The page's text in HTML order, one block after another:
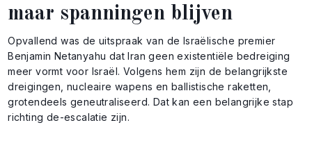
maar spanningen blijven
Opvallend was de uitspraak van de Israëlische premier
Benjamin Netanyahu dat Iran geen existentiële bedreiging
meer vormt voor Israël. Volgens hem zijn de belangrijkste
dreigingen, nucleaire wapens en ballistische raketten,
grotendeels geneutraliseerd. Dat kan een belangrijke stap
richting de-escalatie zijn.